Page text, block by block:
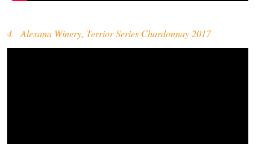
4. Alexana Winery, Terrior Series Chardonnay 2017